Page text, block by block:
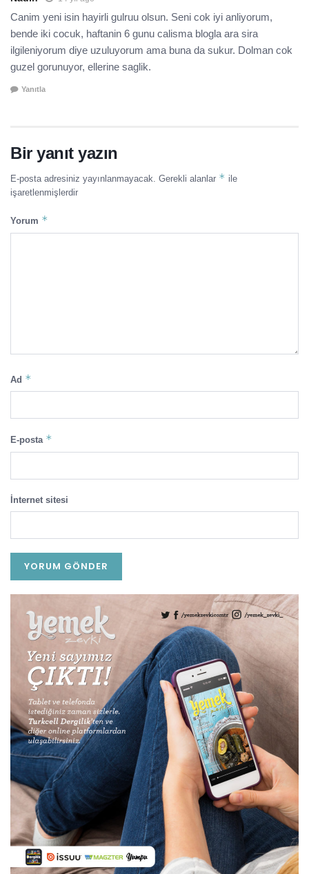
Canim yeni isin hayirli gulruu olsun. Seni cok iyi anliyorum,
bende iki cocuk, haftanin 6 gunu calisma blogla ara sira
ilgileniyorum diye uzuluyorum ama buna da sukur. Dolman cok
guzel gorunuyor, ellerine saglik.
Yanıtla
Bir yanıt yazın
E-posta adresiniz yayınlanmayacak. Gerekli alanlar * ile
işaretlenmişlerdir
Yorum *
Ad *
E-posta *
İnternet sitesi